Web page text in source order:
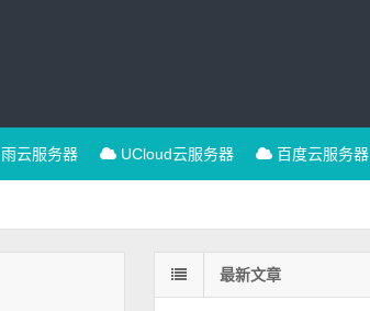
雨云服务器 UCloud云服务器 百度云服务器
最新文章